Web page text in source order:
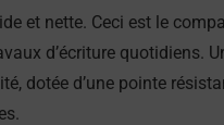
et nette. Ceci est le
d’écriture quotidiens.
dotée d’une pointe